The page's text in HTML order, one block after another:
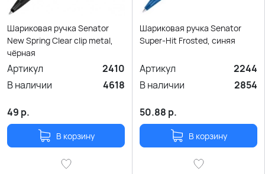
Шариковая ручка Senator
New Spring Clear clip metal,
чёрная
Артикул
2410
В наличии
4618
49 р.
В корзину
Шариковая ручка Senator
Super-Hit Frosted, синяя
Артикул
2244
В наличии
2854
50.88 р.
В корзину